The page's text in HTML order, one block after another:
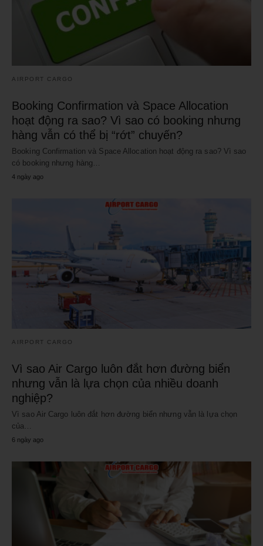
AIRPORT CARGO
Booking Confirmation và Space Allocation
hoạt động ra sao? Vì sao có booking nhưng
hàng vẫn có thể bị “rớt” chuyến?
Booking Confirmation và Space Allocation hoạt động ra sao? Vì sao
có booking nhưng hàng…
4 ngày ago
AIRPORT CARGO
Vì sao Air Cargo luôn đắt hơn đường biển
nhưng vẫn là lựa chọn của nhiều doanh
nghiệp?
Vì sao Air Cargo luôn đắt hơn đường biển nhưng vẫn là lựa chọn
của…
6 ngày ago